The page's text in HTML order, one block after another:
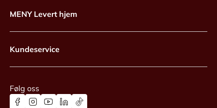
MENY Levert hjem
Kundeservice
Følg oss